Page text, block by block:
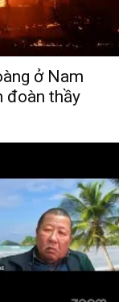
ở Nam
đoàn thầy